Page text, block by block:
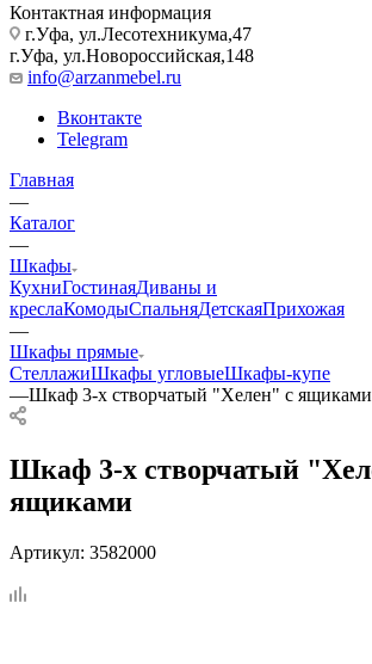
Контактная информация
г.Уфа, ул.Лесотехникума,47
г.Уфа, ул.Новороссийская,148
info@arzanmebel.ru
Вконтакте
Telegram
Главная
—
Каталог
—
Шкафы
КухниГостинаяДиваны и
креслаКомодыСпальняДетскаяПрихожая
—
Шкафы прямые
СтеллажиШкафы угловыеШкафы-купе
—Шкаф 3-х створчатый "Хелен" с ящиками
Шкаф 3-х створчатый
ящиками
Артикул: 3582000